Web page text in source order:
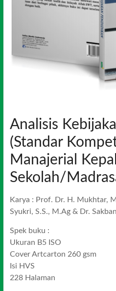
Analisis
(Standar
Manajerial
Sekolah/
Karya : Prof. Dr. H. Mukhtar,
Syukri, S.S., M.Ag & Dr.
Spek buku :
Ukuran B5 ISO
Cover Artcarton 260 gsm
Isi HVS
228 Halaman